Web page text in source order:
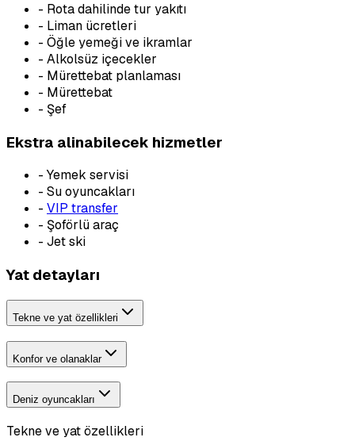
- Rota dahilinde tur yakıtı
- Liman ücretleri
- Öğle yemeği ve ikramlar
- Alkolsüz içecekler
- Mürettebat planlaması
- Mürettebat
- Şef
Ekstra alinabilecek hizmetler
- Yemek servisi
- Su oyuncakları
- VIP transfer
- Şoförlü araç
- Jet ski
Yat detayları
Tekne ve yat özellikleri
Konfor ve olanaklar
Deniz oyuncakları
Tekne ve yat özellikleri